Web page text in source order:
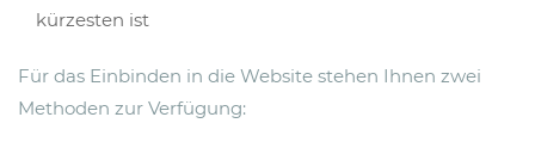
kürzesten ist
Für das Einbinden in die Website stehen Ihnen zwei
Methoden zur Verfügung: